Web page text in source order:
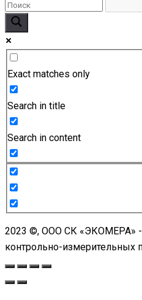
Exact matches only
Search in title
Search in content
2023 ©, ООО СК «ЭКОМЕРА» -
контрольно-измерительных